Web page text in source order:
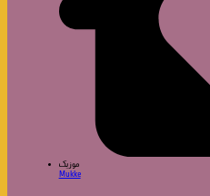
موزیک
Mukke